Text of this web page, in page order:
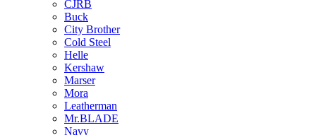
CJRB
Buck
City Brother
Cold Steel
Helle
Kershaw
Marser
Mora
Leatherman
Mr.BLADE
Navy